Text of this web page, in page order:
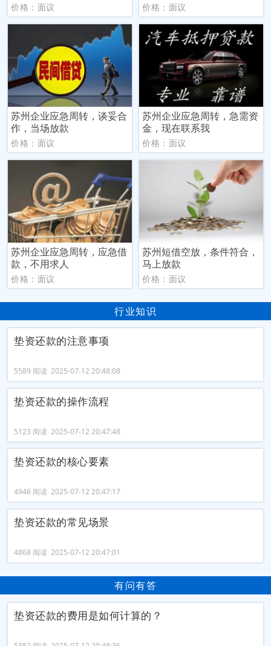
价格：面议 价格：面议
苏州企业应急周转，谈妥合
作，当场放款
价格：面议
苏州企业应急周转，急需资
金，现在联系我
价格：面议
苏州企业应急周转，应急借
款，不用求人
价格：面议
苏州短借空放，条件符合，
马上放款
价格：面议
行业知识
垫资还款的注意事项
5589 阅读 2025-07-12 20:48:08
垫资还款的操作流程
5123 阅读 2025-07-12 20:47:48
垫资还款的核心要素
4946 阅读 2025-07-12 20:47:17
垫资还款的常见场景
4868 阅读 2025-07-12 20:47:01
有问有答
垫资还款的费用是如何计算的？